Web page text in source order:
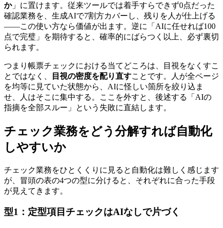
か」に置けます。従来ツールでは着手すらできず0点だった
確認業務を、生成AIで7割方カバーし、残りを人が仕上げる
——この使い方なら価値が出ます。逆に「AIに任せれば100
点で完璧」を期待すると、確率的にばらつく以上、必ず裏切
られます。
つまり帳票チェックにおける当てどころは、目視をなくすこ
とではなく、
目視の密度を配り直すことです。人が全ページ
を均等に見ていた状態から、AIに怪しい箇所を絞り込ま
せ、人はそこに集中する。ここを外すと、後述する「AIの
指摘を全部スルー」という失敗に直結します。
チェック業務をどう分解すれば自動化
しやすいか
チェック業務をひとくくりに見ると自動化は難しく感じます
が、冒頭の表の4つの型に分けると、それぞれに合った手段
が見えてきます。
型1：定型項目チェックはAIなしで片づく